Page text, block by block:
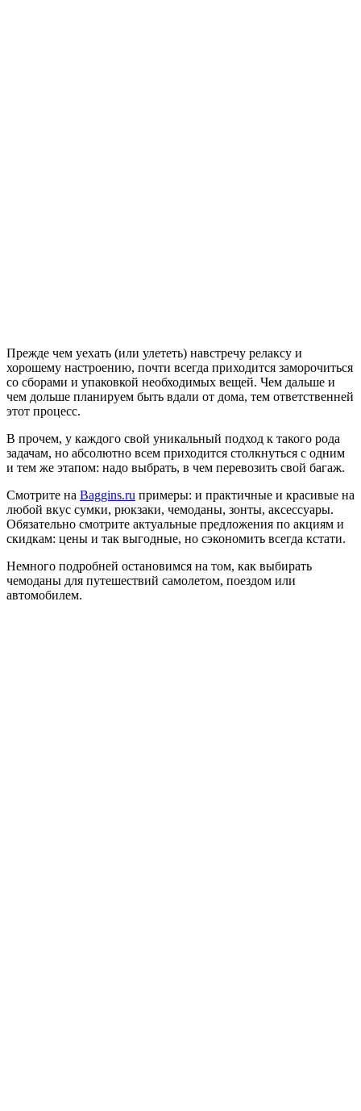
Прежде чем уехать (или улететь) навстречу релаксу и
хорошему настроению, почти всегда приходится заморочиться
со сборами и упаковкой необходимых вещей. Чем дальше и
чем дольше планируем быть вдали от дома, тем ответственней
этот процесс.
В прочем, у каждого свой уникальный подход к такого рода
задачам, но абсолютно всем приходится столкнуться с одним
и тем же этапом: надо выбрать, в чем перевозить свой багаж.
Смотрите на Baggins.ru примеры: и практичные и красивые на
любой вкус сумки, рюкзаки, чемоданы, зонты, аксессуары.
Обязательно смотрите актуальные предложения по акциям и
скидкам: цены и так выгодные, но сэкономить всегда кстати.
Немного подробней остановимся на том, как выбирать
чемоданы для путешествий самолетом, поездом или
автомобилем.